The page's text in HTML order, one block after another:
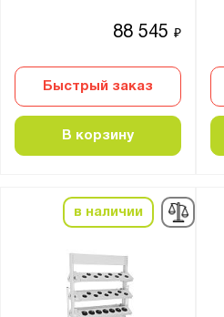
88 545₽
Быстрый заказ
В корзину
в наличии
до
Способ установки:
Количество ярусов:
3
4
5